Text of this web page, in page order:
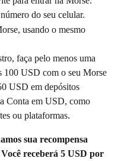
do seu celular.
usando o mesmo
faça pelo menos uma
100 USD com o seu Morse
USD em depósitos
Conta em USD, como
ou plataformas.
sua recompensa
receberá 5 USD por